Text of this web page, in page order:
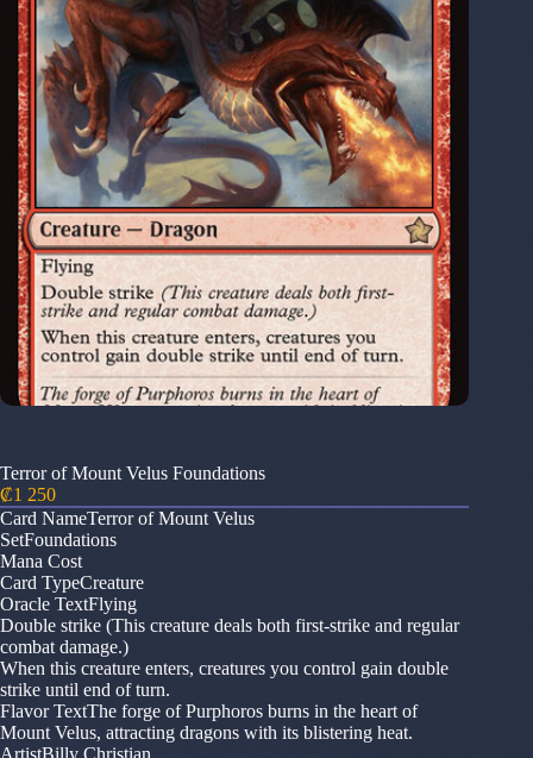
Terror of Mount Velus Foundations
₡1 250
Card NameTerror of Mount Velus
SetFoundations
Mana Cost
Card TypeCreature
Oracle TextFlying
Double strike (This creature deals both first-strike and regular
combat damage.)
When this creature enters, creatures you control gain double
strike until end of turn.
Flavor TextThe forge of Purphoros burns in the heart of
Mount Velus, attracting dragons with its blistering heat.
ArtistBilly Christian